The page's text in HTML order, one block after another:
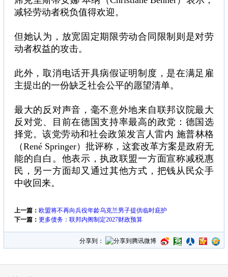
减轻劳动者税负值得欢迎。
但她认为，放宽固定期限劳动合同限制则是对劳
动者权益的攻击。
此外，取消电话开具病假证明制度，是在满足雇
主提出的一份缺乏社会公平的愿望清单。
最大的反对声音，毫不意外地来自联邦议院最大
反对党、目前在德国支持率最高的政党：德国选
择党。该党劳动和社会政策发言人雷内 施普林格
（René Springer）批评称，这套改革方案是政府无
能的自白。他表示，执政联盟一方面宣称减税惠
民，另一方面却又通过其他方式，把钱从民众手
中收回来。
上一篇： 欧盟将不再向兵役年龄乌克兰男子提供临时庇护
下一篇： 更多债务：联邦内阁制定2027财政预算
分享到：